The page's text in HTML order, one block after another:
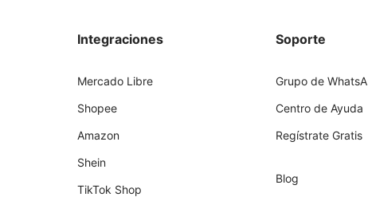
Integraciones
Mercado Libre
Shopee
Amazon
Shein
TikTok Shop
Soporte
Grupo de
Centro de Ayuda
Regístrate Gratis
Blog